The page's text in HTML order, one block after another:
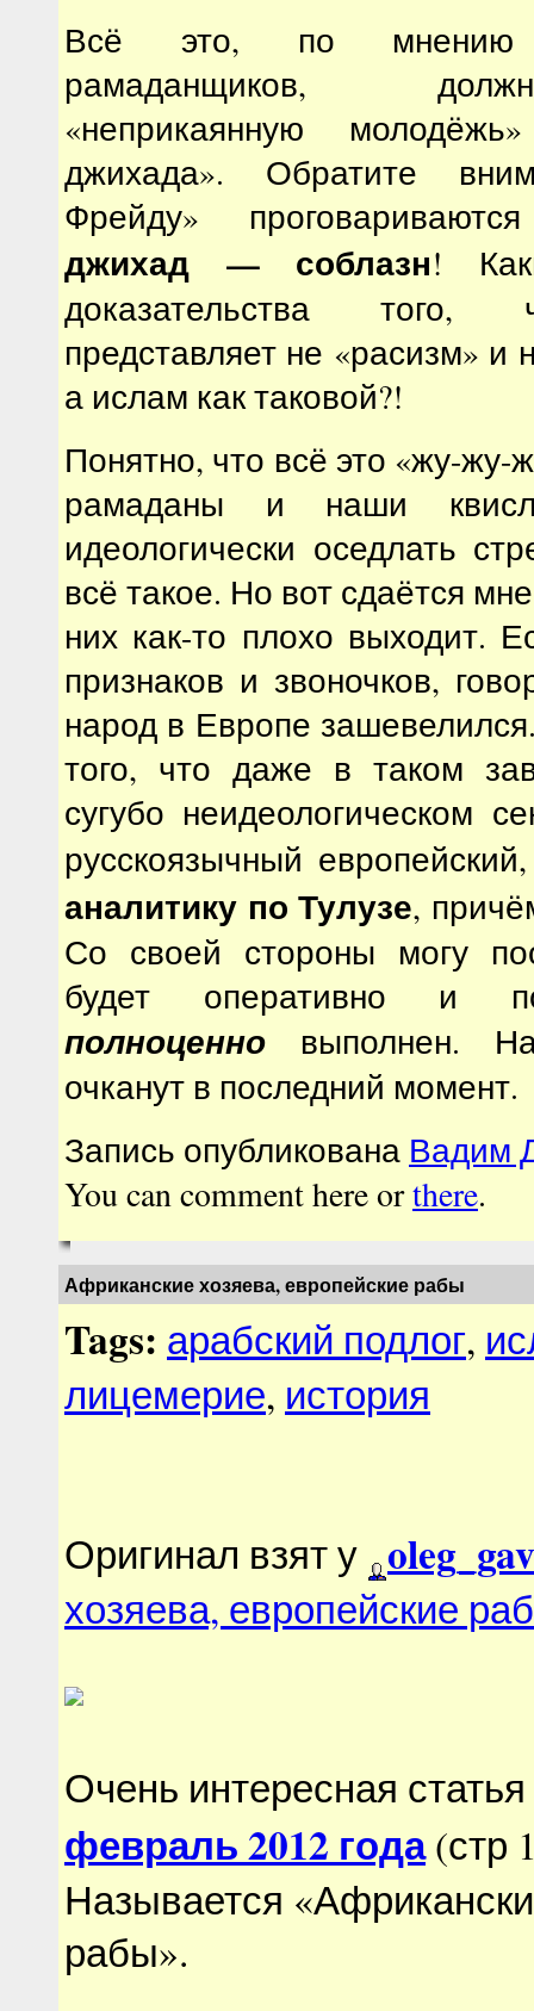
Всё это, по
рамаданщиков,
«неприкаянную
джихада». Обратите
Фрейду»
джихад — соблазн!
доказательства того,
представляет не «расизм» и
а ислам как таковой?!
Понятно, что всё это «жу-жу-
рамаданы и наши
идеологически оседлать
всё такое. Но вот сдаётся
них как-то плохо выходит.
признаков и звоночков,
народ в Европе
того, что даже в таком
сугубо неидеологическом
русскоязычный
аналитику по Тулузе,
Со своей стороны могу
будет оперативно и
полноценно выполнен.
очканут в последний момент.
Запись опубликована Вадим
You can comment here orthere.
Африканские хозяева, европейские рабы
Tags: арабский подлог,
лицемерие, история
Оригинал взят у
хозяева, европейские
Очень интересная
февраль 2012 года(стр
Называется
рабы».